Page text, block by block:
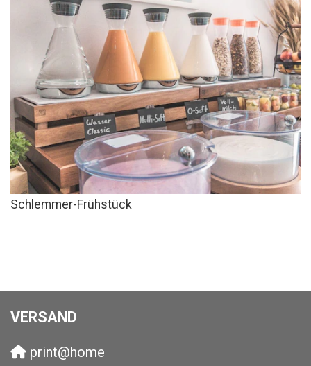
Schlemmer-Frühstück
VERSAND
print@home